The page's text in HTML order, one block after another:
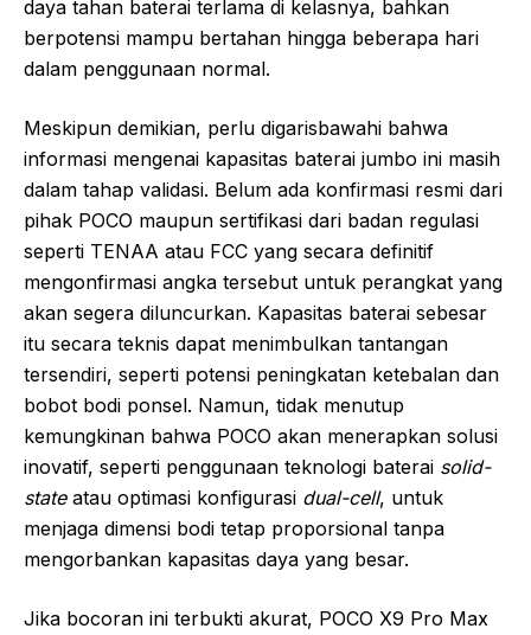
daya tahan baterai terlama di kelasnya, bahkan
berpotensi mampu bertahan hingga beberapa hari
dalam penggunaan normal.
Meskipun demikian, perlu digarisbawahi bahwa
informasi mengenai kapasitas baterai jumbo ini masih
dalam tahap validasi. Belum ada konfirmasi resmi dari
pihak POCO maupun sertifikasi dari badan regulasi
seperti TENAA atau FCC yang secara definitif
mengonfirmasi angka tersebut untuk perangkat yang
akan segera diluncurkan. Kapasitas baterai sebesar
itu secara teknis dapat menimbulkan tantangan
tersendiri, seperti potensi peningkatan ketebalan dan
bobot bodi ponsel. Namun, tidak menutup
kemungkinan bahwa POCO akan menerapkan solusi
inovatif, seperti penggunaan teknologi baterai solid-
stateatau optimasi konfigurasi dual-cell, untuk
menjaga dimensi bodi tetap proporsional tanpa
mengorbankan kapasitas daya yang besar.
Jika bocoran ini terbukti akurat, POCO X9 Pro Max